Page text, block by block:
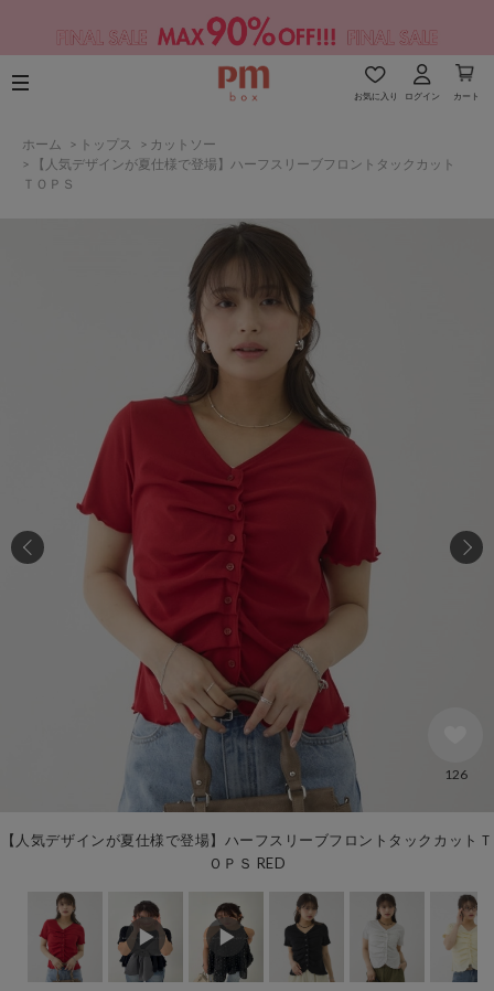
お気に入り ログイン カート
ホーム > トップス > カットソー
>
【人気デザインが夏仕様で登場】ハーフスリーブフロントタックカット
ＴＯＰＳ
【人気デザインが夏仕様で登場】ハーフスリーブフロントタックカットＴ
ＯＰＳ RED
126